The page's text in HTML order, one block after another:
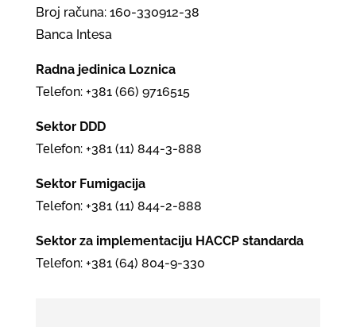
Broj računa: 160-330912-38
Banca Intesa
Radna jedinica Loznica
Теlefon: +381 (66) 9716515
Sektor DDD
Теlefon: +381 (11) 844-3-888
Sektor Fumigacija
Теlefon: +381 (11) 844-2-888
Sektor za implementaciju HACCP standarda
Теlefon: +381 (64) 804-9-330